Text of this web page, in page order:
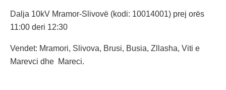
Dalja 10kV Mramor-Slivovë (kodi: 10014001) prej orës
11:00 deri 12:30
Vendet: Mramori, Slivova, Brusi, Busia, Zllasha, Viti e
Marevci dhe Mareci.